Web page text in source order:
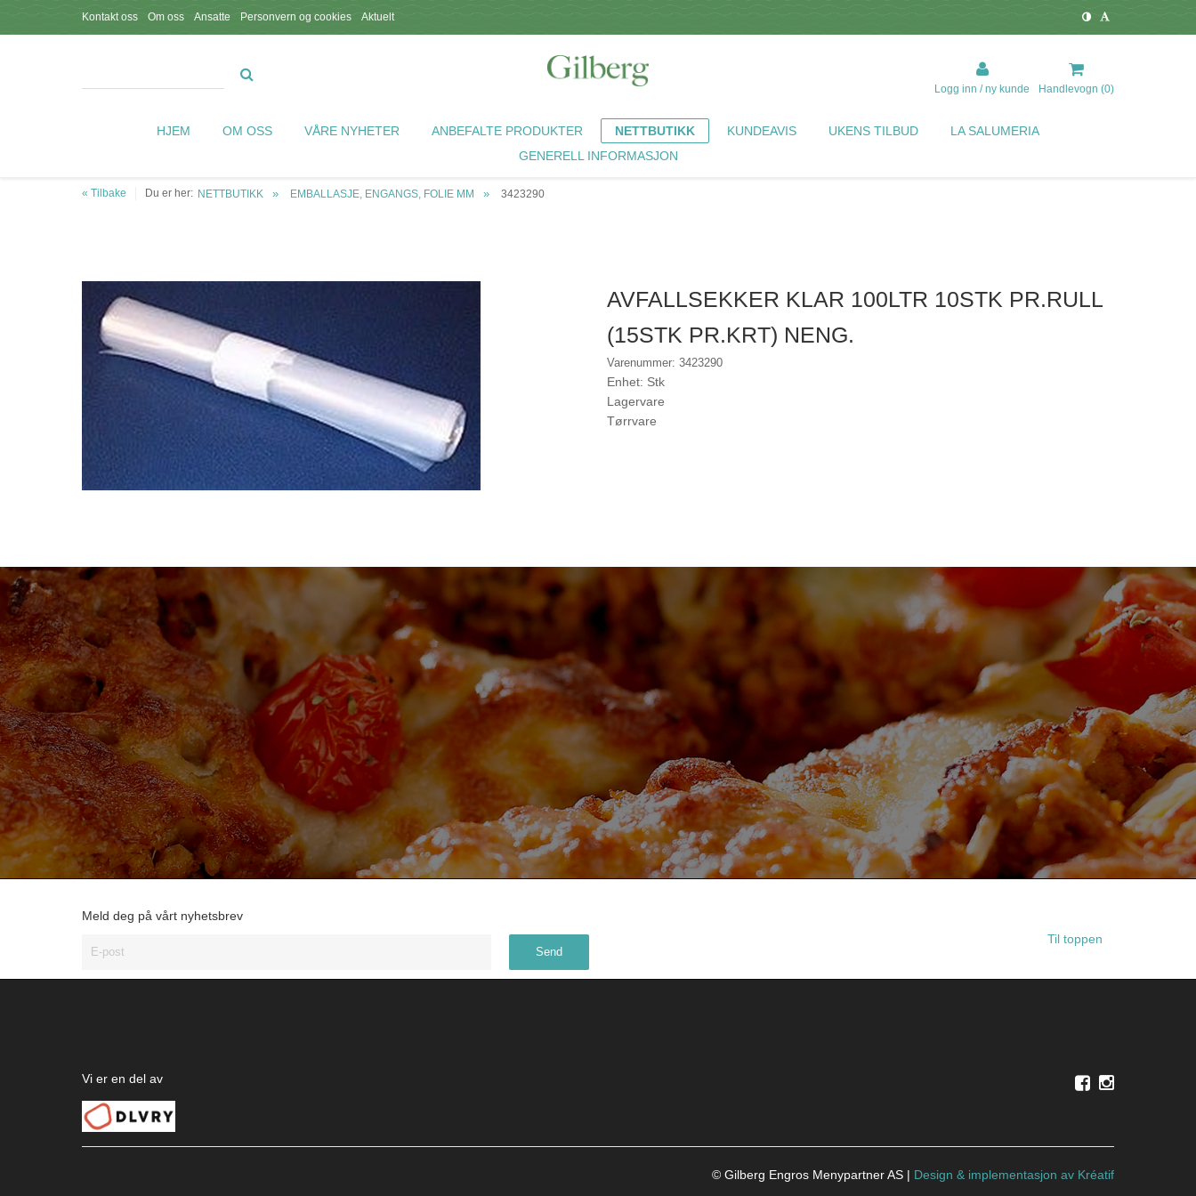
Kontakt oss Om oss Ansatte Personvern og cookies Aktuelt
Logg inn / ny kunde Handlevogn (0)
HJEM OM OSS VÅRE NYHETER ANBEFALTE PRODUKTER NETTBUTIKK KUNDEAVIS UKENS TILBUD
LA SALUMERIA
GENERELL INFORMASJON
« Tilbake Du er her: NETTBUTIKK EMBALLASJE, ENGANGS, FOLIE MM 3423290
AVFALLSEKKER KLAR 100LTR 10STK PR.RULL
(15STK PR.KRT) NENG.
Varenummer: 3423290
Enhet: Stk
Lagervare
Tørrvare
Meld deg på vårt nyhetsbrev
Til toppen
Vi er en del av
© Gilberg Engros Menypartner AS | Design & implementasjon av Kréatif